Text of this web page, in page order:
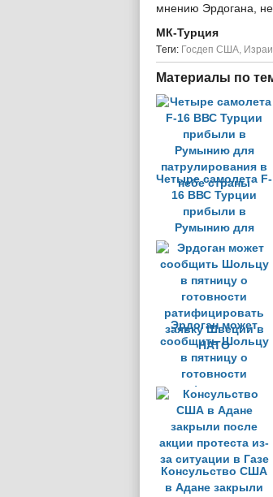
мнению Эрдогана, не
МК-Турция
Tеги: Госдеп США,
Материалы по
Четыре самолета F-
16 ВВС Турции
прибыли в
Румынию для
патрулирования в
небе страны
Эрдоган может
сообщить Шольцу
в пятницу о
готовности
ратифицировать
заявку Швеции в
НАТО
Консульство США
в Адане закрыли